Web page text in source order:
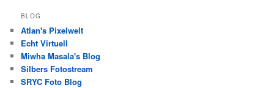
BLOG
Atlan's Pixelwelt
Echt Virtuell
Miwha Masala's Blog
Silbers Fotostream
SRYC Foto Blog